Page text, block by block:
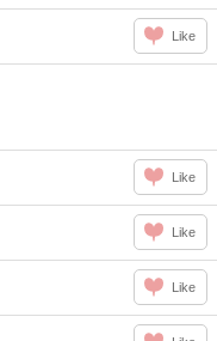
Like
Like
Like
Like